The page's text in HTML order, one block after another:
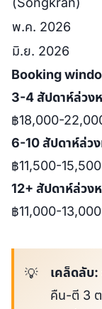
พ.ค. 2026
มิ.ย. 2026
Booking
3-4 สัปดาห์ล่วง
฿18,000-
6-10 สัปดาห์ล่ว
฿11,500-
12+ สัปดาห์ล่วง
฿11,000-
เคล็ดลับ:
คืน-ตี 3 ต